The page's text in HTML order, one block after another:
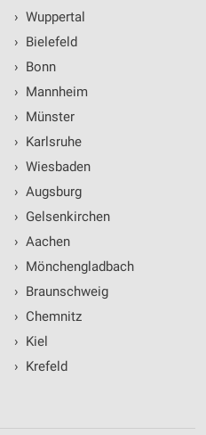
› Wuppertal
› Bielefeld
› Bonn
› Mannheim
› Münster
› Karlsruhe
› Wiesbaden
› Augsburg
› Gelsenkirchen
› Aachen
› Mönchengladbach
› Braunschweig
› Chemnitz
› Kiel
› Krefeld